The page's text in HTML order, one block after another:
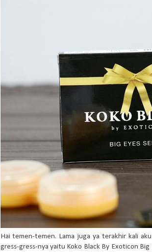
Hai temen-temen. Lama juga ya terakhir kali
gress-gress-nya yaitu Koko Black By Exoticon